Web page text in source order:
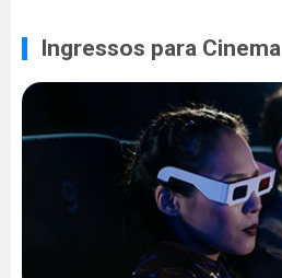
Ingressos para Cinema